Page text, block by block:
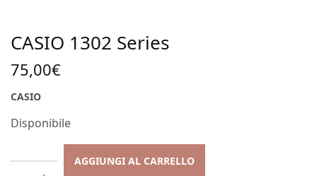
CASIO 1302 Series
75,00€
CASIO
Disponibile
AGGIUNGI AL CARRELLO